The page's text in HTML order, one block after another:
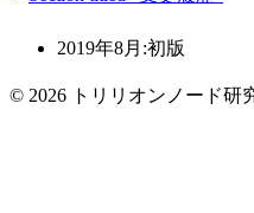
2019年8月:初版
© 2026 トリリオンノード研